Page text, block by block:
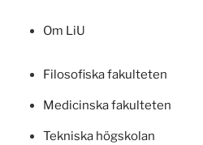
Om LiU
Filosofiska fakulteten
Medicinska fakulteten
Tekniska högskolan